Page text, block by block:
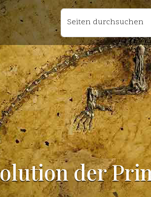
Seiten durchsuchen
der